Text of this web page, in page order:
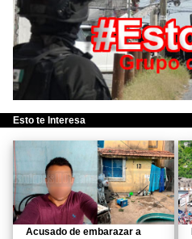
Esto te Interesa
Acusado de embarazar a